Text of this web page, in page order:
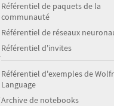
Référentiel de paquets de la
communauté
Référentiel de réseaux
Référentiel d'invites
Référentiel d'exemples de
Language
Archive de notebooks